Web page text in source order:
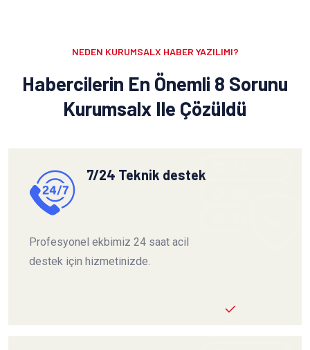
NEDEN KURUMSALX HABER YAZILIMI?
Habercilerin En Önemli 8 Sorunu
Kurumsalx Ile Çözüldü
7/24 Teknik destek
Profesyonel ekbimiz 24 saat acil
destek için hizmetinizde.